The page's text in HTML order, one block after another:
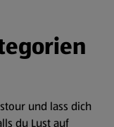
und lass dich
du Lust auf